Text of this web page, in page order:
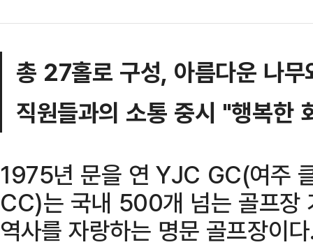
총 27홀로 구성, 아름다운 나
직원들과의 소통 중시 "행복한
1975년 문을 연 YJC GC(여주
CC)는 국내 500개 넘는 골프장
역사를 자랑하는 명문 골프장이